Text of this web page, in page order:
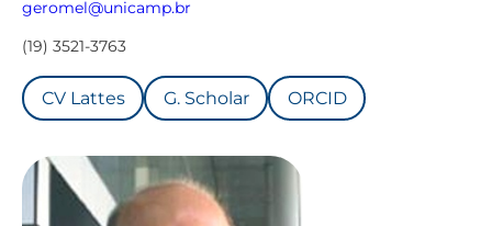
geromel@unicamp.br
(19) 3521-3763
CV Lattes G. Scholar ORCID